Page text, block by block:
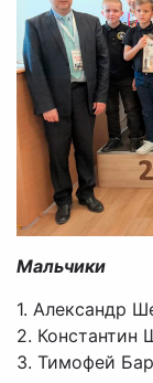
Мальчики
1. Александр
2. Константин
3. Тимофей